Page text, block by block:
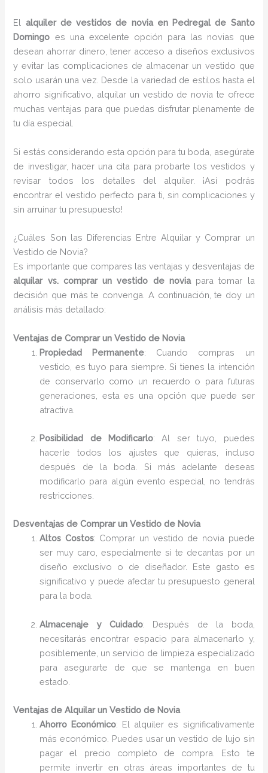
El alquiler de vestidos de novia en Pedregal de Santo
Domingo es una excelente opción para las novias que
desean ahorrar dinero, tener acceso a diseños exclusivos
y evitar las complicaciones de almacenar un vestido que
solo usarán una vez. Desde la variedad de estilos hasta el
ahorro significativo, alquilar un vestido de novia te ofrece
muchas ventajas para que puedas disfrutar plenamente de
tu día especial.
Si estás considerando esta opción para tu boda, asegúrate
de investigar, hacer una cita para probarte los vestidos y
revisar todos los detalles del alquiler. ¡Así podrás
encontrar el vestido perfecto para ti, sin complicaciones y
sin arruinar tu presupuesto!
¿Cuáles Son las Diferencias Entre Alquilar y Comprar un
Vestido de Novia?
Es importante que compares las ventajas y desventajas de
alquilar vs. comprar un vestido de noviapara tomar la
decisión que más te convenga. A continuación, te doy un
análisis más detallado:
Ventajas de Comprar un Vestido de Novia
Propiedad Permanente: Cuando compras un
vestido, es tuyo para siempre. Si tienes la intención
de conservarlo como un recuerdo o para futuras
generaciones, esta es una opción que puede ser
atractiva.
Posibilidad de Modificarlo: Al ser tuyo, puedes
hacerle todos los ajustes que quieras, incluso
después de la boda. Si más adelante deseas
modificarlo para algún evento especial, no tendrás
restricciones.
Desventajas de Comprar un Vestido de Novia
Altos Costos: Comprar un vestido de novia puede
ser muy caro, especialmente si te decantas por un
diseño exclusivo o de diseñador. Este gasto es
significativo y puede afectar tu presupuesto general
para la boda.
Almacenaje y Cuidado: Después de la boda,
necesitarás encontrar espacio para almacenarlo y,
posiblemente, un servicio de limpieza especializado
para asegurarte de que se mantenga en buen
estado.
Ventajas de Alquilar un Vestido de Novia
Ahorro Económico: El alquiler es significativamente
más económico. Puedes usar un vestido de lujo sin
pagar el precio completo de compra. Esto te
permite invertir en otras áreas importantes de tu